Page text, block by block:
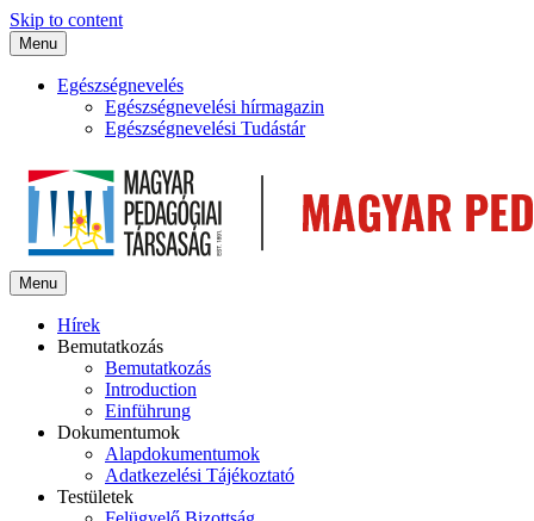
Skip to content
Menu
Egészségnevelés
Egészségnevelési hírmagazin
Egészségnevelési Tudástár
Menu
Hírek
Bemutatkozás
Bemutatkozás
Introduction
Einführung
Dokumentumok
Alapdokumentumok
Adatkezelési Tájékoztató
Testületek